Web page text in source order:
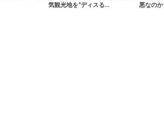
気観光地を“ディスる…
悪なのか